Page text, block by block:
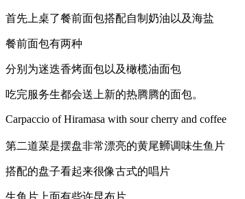
首先上桌了餐前面包搭配自制奶油以及海盐
餐前面包有两种
分别为迷迭香烤面包以及橄榄油面包
吃完服务生都会送上新的热腾腾的面包。
Carpaccio of Hiramasa with sour cherry and coffee
第二道菜是摆盘非常漂亮的黄尾𫚕调味生鱼片
搭配的盘子看起来很像古式的唱片
生鱼片上面有些许昆布片